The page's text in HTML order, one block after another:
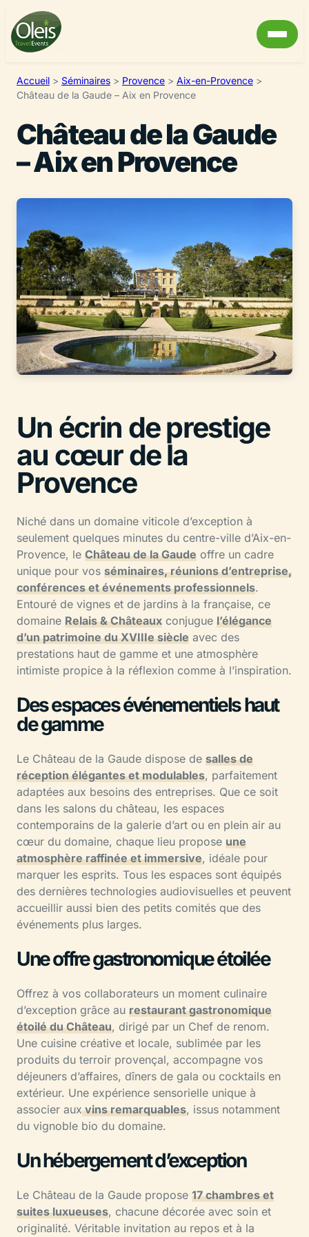
Accueil > Séminaires > Provence > Aix-en-Provence >
Château de la Gaude – Aix en Provence
Château de la Gaude
– Aix en Provence
Un écrin de prestige
au cœur de la
Provence
Niché dans un domaine viticole d’exception à
seulement quelques minutes du centre-ville d’Aix-en-
Provence, le Château de la Gaude offre un cadre
unique pour vos séminaires, réunions d’entreprise,
conférences et événements professionnels.
Entouré de vignes et de jardins à la française, ce
domaine Relais & Châteaux conjugue l’élégance
d’un patrimoine du XVIIIe siècle avec des
prestations haut de gamme et une atmosphère
intimiste propice à la réflexion comme à l’inspiration.
Des espaces événementiels haut
de gamme
Le Château de la Gaude dispose de salles de
réception élégantes et modulables, parfaitement
adaptées aux besoins des entreprises. Que ce soit
dans les salons du château, les espaces
contemporains de la galerie d’art ou en plein air au
cœur du domaine, chaque lieu propose une
atmosphère raffinée et immersive, idéale pour
marquer les esprits. Tous les espaces sont équipés
des dernières technologies audiovisuelles et peuvent
accueillir aussi bien des petits comités que des
événements plus larges.
Une offre gastronomique étoilée
Offrez à vos collaborateurs un moment culinaire
d’exception grâce au restaurant gastronomique
étoilé du Château, dirigé par un Chef de renom.
Une cuisine créative et locale, sublimée par les
produits du terroir provençal, accompagne vos
déjeuners d’affaires, dîners de gala ou cocktails en
extérieur. Une expérience sensorielle unique à
associer auxvins remarquables, issus notamment
du vignoble bio du domaine.
Un hébergement d’exception
Le Château de la Gaude propose 17 chambres et
suites luxueuses, chacune décorée avec soin et
originalité. Véritable invitation au repos et à la